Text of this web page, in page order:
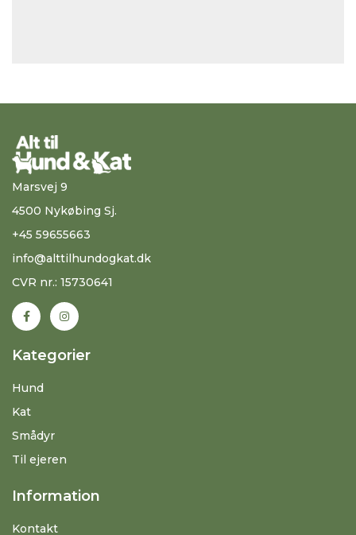
Marsvej 9
4500 Nykøbing Sj.
+45 59655663
info@alttilhundogkat.dk
CVR nr.: 15730641
Kategorier
Hund
Kat
Smådyr
Til ejeren
Information
Kontakt